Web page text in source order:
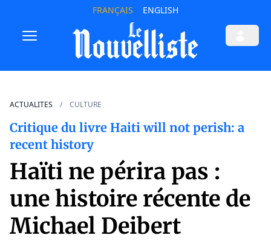
FRANÇAIS ENGLISH
ACTUALITES CULTURE
Critique du livre Haiti will not perish: a
recent history
Haïti ne périra pas :
une histoire récente de
Michael Deibert